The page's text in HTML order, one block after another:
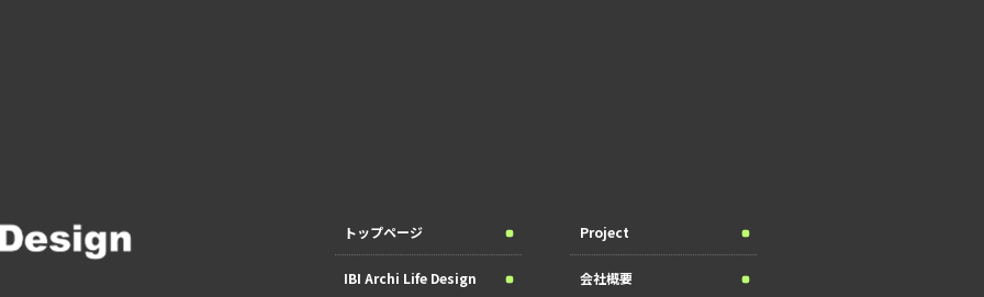
トップページ
IBI Archi Life Design
Project
会社概要